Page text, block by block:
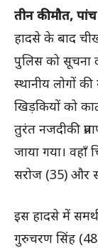
तीन की मौत,
हादसे के बाद
पुलिस को सूचना
स्थानीय लोगों
खिड़कियों को
तुरंत नजदीकी
जाया गया। वहाँ
सरोज (35) और
इस हादसे में समर्थ
गुरुचरण सिंह